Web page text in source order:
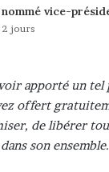
vice-
2 jours
apporté un
offert
de libérer
son ensemble.